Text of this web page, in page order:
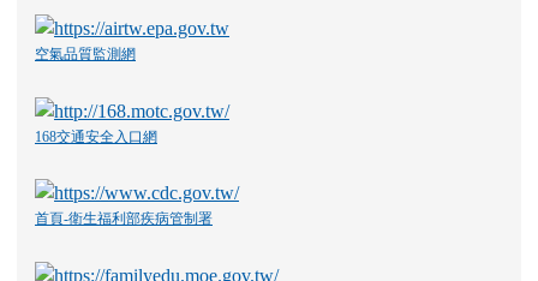
空氣品質監測網
168交通安全入口網
首頁-衛生福利部疾病管制署